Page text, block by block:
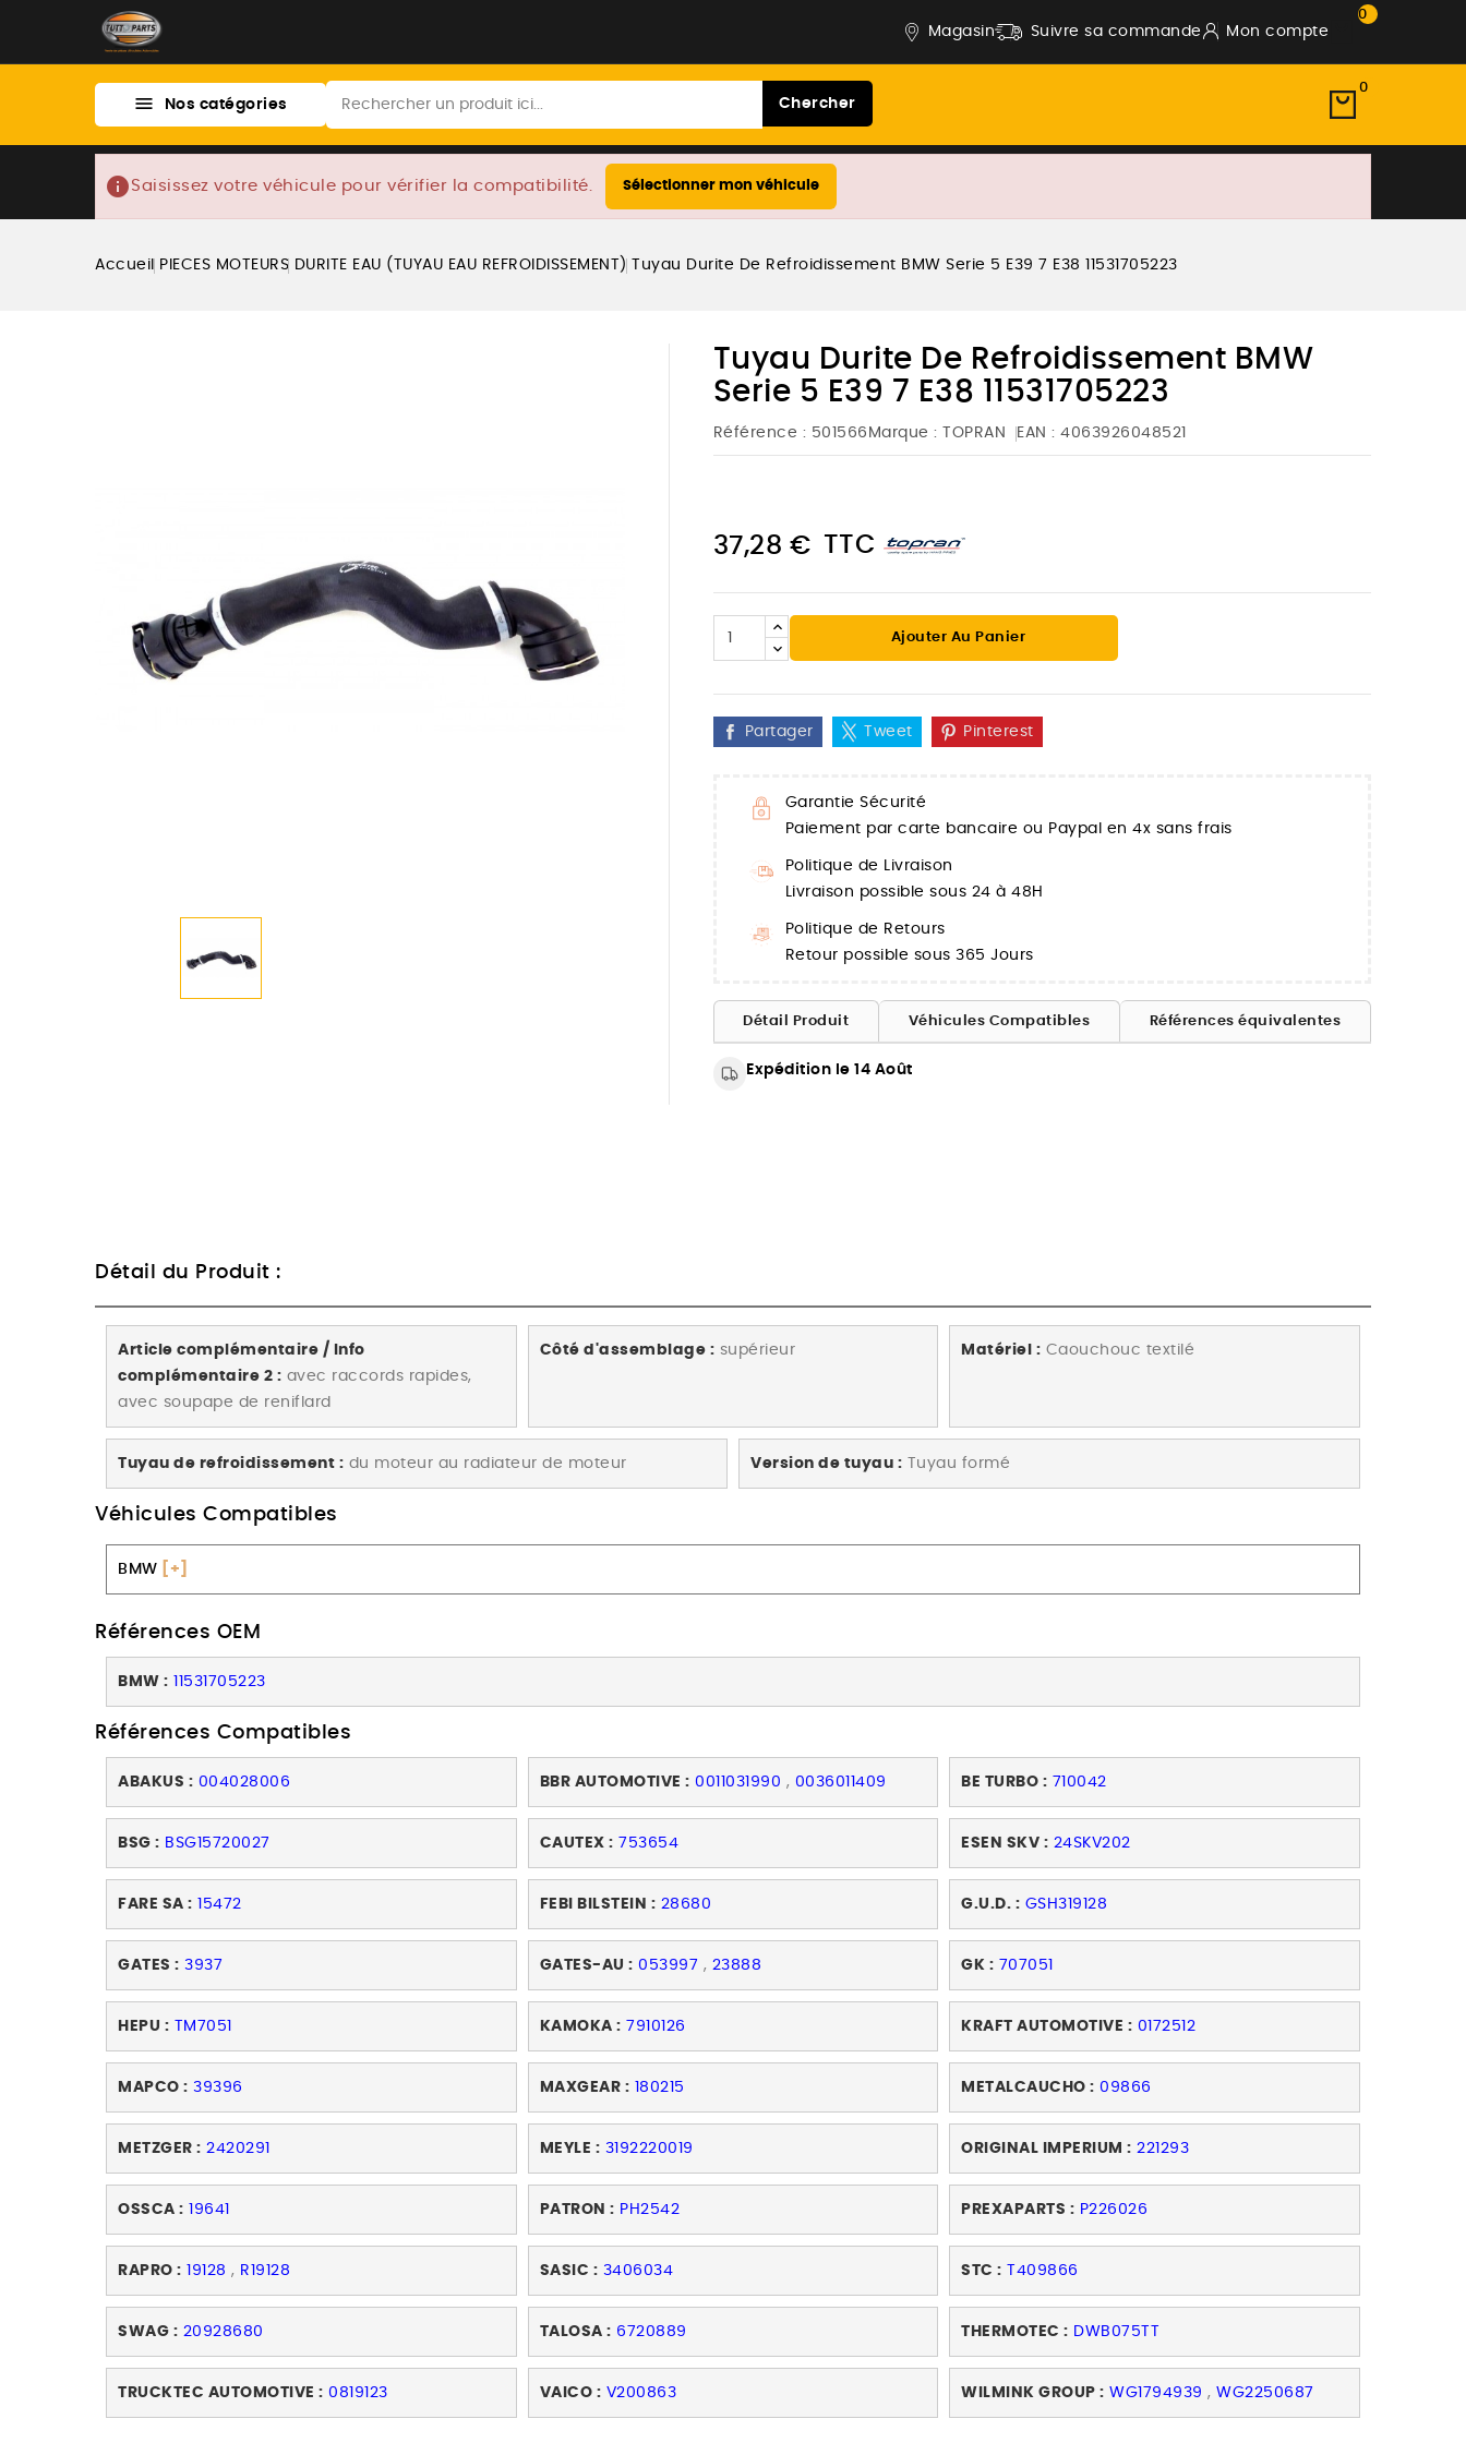
Magasin Suivre sa commande Mon compte
0
 Nos catégories Chercher
0
info Saisissez votre véhicule pour vérifier la compatibilité. Sélectionner mon véhicule
Accueil PIECES MOTEURS DURITE EAU (TUYAU EAU REFROIDISSEMENT) Tuyau Durite De Refroidissement BMW Serie 5 E39 7 E38 11531705223
Tuyau Durite De Refroidissement BMW
Serie 5 E39 7 E38 11531705223
Référence : 501566 Marque : TOPRAN EAN : 4063926048521
37,28 € TTC
Ajouter Au Panier
Partager Tweet Pinterest
Garantie Sécurité
Paiement par carte bancaire ou Paypal en 4x sans frais
Politique de Livraison
Livraison possible sous 24 à 48H
Politique de Retours
Retour possible sous 365 Jours
Détail Produit Véhicules Compatibles Références équivalentes
Expédition le 14 Août
Détail du Produit :
Article complémentaire / Info
complémentaire 2 : avec raccords rapides,
avec soupape de reniflard
Côté d'assemblage : supérieur Matériel : Caouchouc textilé
Tuyau de refroidissement : du moteur au radiateur de moteur Version de tuyau : Tuyau formé
Véhicules Compatibles
BMW [+]
Références OEM
BMW : 11531705223
Références Compatibles
ABAKUS : 004028006 BBR AUTOMOTIVE : 0011031990 , 0036011409 BE TURBO : 710042
BSG : BSG15720027 CAUTEX : 753654 ESEN SKV : 24SKV202
FARE SA : 15472 FEBI BILSTEIN : 28680 G.U.D. : GSH319128
GATES : 3937 GATES-AU : 053997 , 23888 GK : 707051
HEPU : TM7051 KAMOKA : 7910126 KRAFT AUTOMOTIVE : 0172512
MAPCO : 39396 MAXGEAR : 180215 METALCAUCHO : 09866
METZGER : 2420291 MEYLE : 3192220019 ORIGINAL IMPERIUM : 221293
OSSCA : 19641 PATRON : PH2542 PREXAPARTS : P226026
RAPRO : 19128 , R19128 SASIC : 3406034 STC : T409866
SWAG : 20928680 TALOSA : 6720889 THERMOTEC : DWB075TT
TRUCKTEC AUTOMOTIVE : 0819123 VAICO : V200863 WILMINK GROUP : WG1794939 ,WG2250687